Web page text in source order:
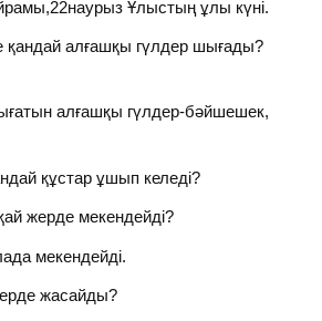
Ұлыстың ұлы күні.
қандай алғашқы гүлдер шығады?
алғашқы гүлдер-бәйшешек,
құстар ұшып келеді?
жерде мекендейді?
мекендейді.
жасайды?